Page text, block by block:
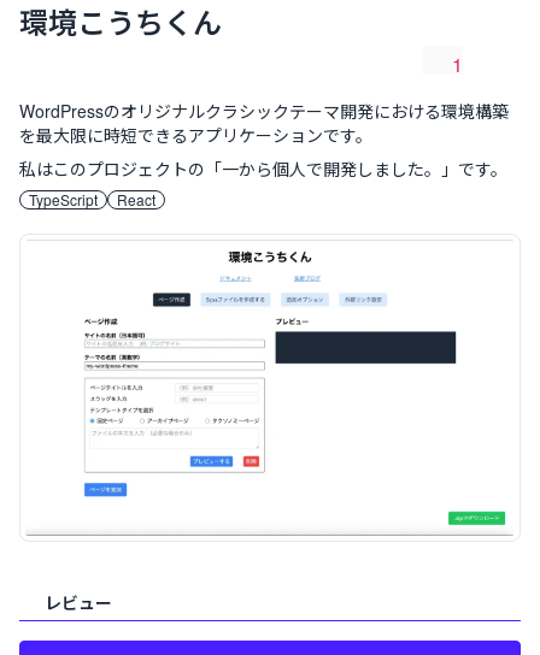
環境こうちくん
1
WordPressのオリジナルクラシックテーマ開発における環境構築
を最大限に時短できるアプリケーションです。
私はこのプロジェクトの「一から個人で開発しました。 」です。
TypeScript React
レビュー